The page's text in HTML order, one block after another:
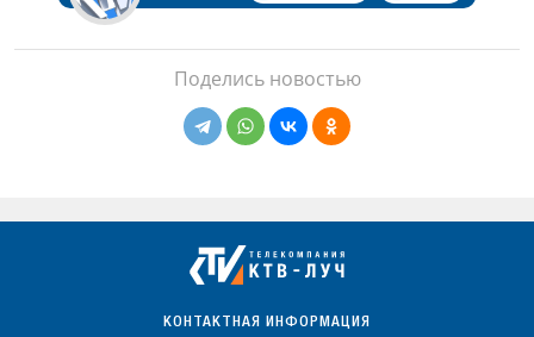
Поделись новостью
КОНТАКТНАЯ ИНФОРМАЦИЯ